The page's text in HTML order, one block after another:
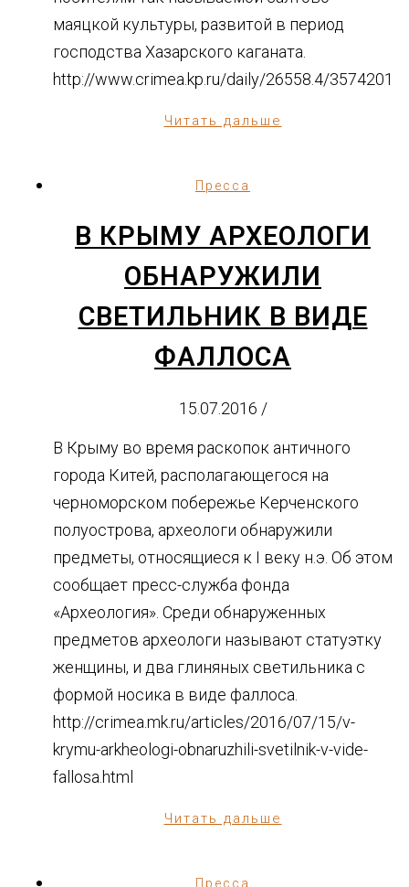
маяцкой культуры, развитой в период
господства Хазарского каганата.
http://www.crimea.kp.ru/daily/26558.4/3574201
Читать дальше
Пресса
В КРЫМУ АРХЕОЛОГИ
ОБНАРУЖИЛИ
СВЕТИЛЬНИК В ВИДЕ
ФАЛЛОСА
15.07.2016 /
В Крыму во время раскопок античного
города Китей, располагающегося на
черноморском побережье Керченского
полуострова, археологи обнаружили
предметы, относящиеся к I веку н.э. Об этом
сообщает пресс-служба фонда
«Археология». Среди обнаруженных
предметов археологи называют статуэтку
женщины, и два глиняных светильника с
формой носика в виде фаллоса.
http://crimea.mk.ru/articles/2016/07/15/v-
krymu-arkheologi-obnaruzhili-svetilnik-v-vide-
fallosa.html
Читать дальше
Пресса